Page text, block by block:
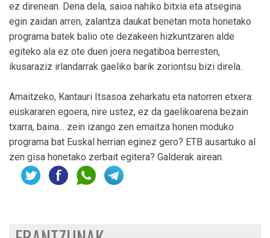
ez direnean. Dena dela, saioa nahiko bitxia eta atsegina
egin zaidan arren, zalantza daukat benetan mota honetako
programa batek balio ote dezakeen hizkuntzaren alde
egiteko ala ez ote duen joera negatiboa berresten,
ikusaraziz irlandarrak gaeliko barik zoriontsu bizi direla.
Amaitzeko, Kantauri Itsasoa zeharkatu eta natorren etxera:
euskararen egoera, nire ustez, ez da gaelikoarena bezain
txarra, baina... zein izango zen emaitza honen moduko
programa bat Euskal herrian eginez gero? ETB ausartuko al
zen gisa honetako zerbait egitera? Galderak airean.